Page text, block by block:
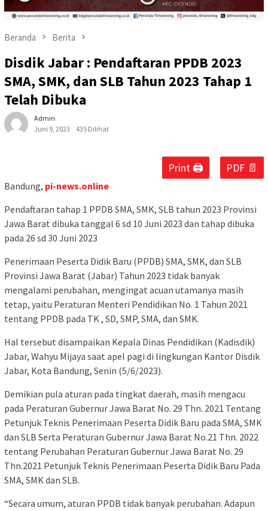
Beranda Berita
Disdik Jabar : Pendaftaran PPDB 2023
SMA, SMK, dan SLB Tahun 2023 Tahap 1
Telah Dibuka
Admin
Juni 9, 2023
435 Dilihat
Print 🖨 PDF 📄
Bandung, pi-news.online
Pendaftaran tahap 1 PPDB SMA, SMK, SLB tahun 2023 Provinsi
Jawa Barat dibuka tanggal 6 sd 10 Juni 2023 dan tahap dibuka
pada 26 sd 30 Juni 2023
Penerimaan Peserta Didik Baru (PPDB) SMA, SMK, dan SLB
Provinsi Jawa Barat (Jabar) Tahun 2023 tidak banyak
mengalami perubahan, mengingat acuan utamanya masih
tetap, yaitu Peraturan Menteri Pendidikan No. 1 Tahun 2021
tentang PPDB pada TK , SD, SMP, SMA, dan SMK.
Hal tersebut disampaikan Kepala Dinas Pendidikan (Kadisdik)
Jabar, Wahyu Mijaya saat apel pagi di lingkungan Kantor Disdik
Jabar, Kota Bandung, Senin (5/6/2023).
Demikian pula aturan pada tingkat daerah, masih mengacu
pada Peraturan Gubernur Jawa Barat No. 29 Thn. 2021 Tentang
Petunjuk Teknis Penerimaan Peserta Didik Baru pada SMA, SMK
dan SLB Serta Peraturan Gubernur Jawa Barat No.21 Thn. 2022
tentang Perubahan Peraturan Gubernur Jawa Barat No. 29
Thn.2021 Petunjuk Teknis Penerimaan Peserta Didik Baru Pada
SMA, SMK dan SLB.
“Secara umum, aturan PPDB tidak banyak perubahan. Adapun